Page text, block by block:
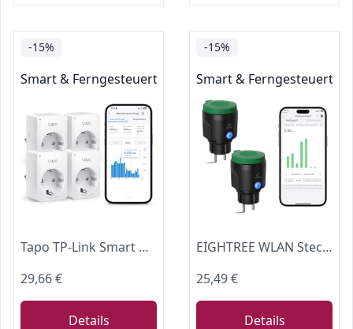
-15%
Smart & Ferngesteuerte Stecker
Tapo TP-Link Smart WLAN Steckdose P110 mit Energieverbrauchsmesser, Smart Home Alexa Steckdose, funktioniert mit Alexa, Google Home, Sprachsteuerung, Fernzugriff, Mini, 4 Pack
29,66 €
Details
-15%
Smart & Ferngesteuerte
EIGHTREE WLAN Steckdose Outdoor, IP64 Außensteckdose wasserdicht, 2,4GHz
25,49 €
Details